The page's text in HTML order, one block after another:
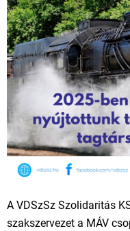
A VDSzSz Szolidaritás
szakszervezet a MÁV